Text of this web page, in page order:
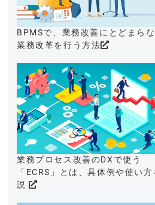
BPMSで、業務改善にとどまらな
業務改革を行う方法
業務プロセス改善のDXで使う
「ECRS」とは、具体例や使い方
説